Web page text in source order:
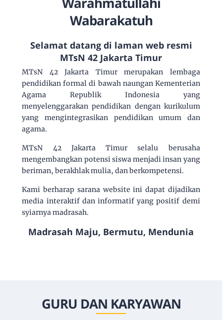
Wabarakatuh
Selamat datang di laman web resmi
MTsN 42 Jakarta Timur
MTsN 42 Jakarta Timur merupakan lembaga
pendidikan formal di bawah naungan Kementerian
Agama Republik Indonesia yang
menyelenggarakan pendidikan dengan kurikulum
yang mengintegrasikan pendidikan umum dan
agama.
MTsN 42 Jakarta Timur selalu berusaha
mengembangkan potensi siswa menjadi insan yang
beriman, berakhlak mulia, dan berkompetensi.
Kami berharap sarana website ini dapat dijadikan
media interaktif dan informatif yang positif demi
syiarnya madrasah.
Madrasah Maju, Bermutu, Mendunia
GURU DAN KARYAWAN